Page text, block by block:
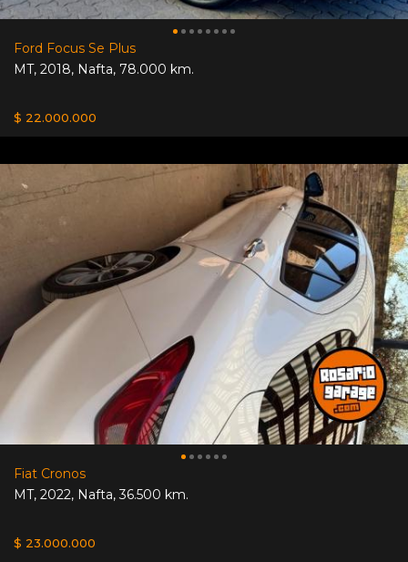
Ford Focus Se Plus
MT, 2018, Nafta, 78.000 km.
$ 22.000.000
Fiat Cronos
MT, 2022, Nafta,36.500 km.
$ 23.000.000